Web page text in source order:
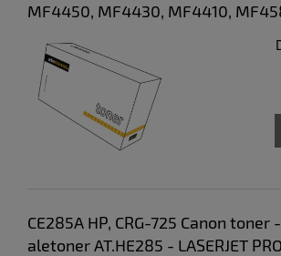
MF4450, MF4430, MF4410,
CE285A HP, CRG-725 Canon toner
aletoner AT.HE285 - LASERJET